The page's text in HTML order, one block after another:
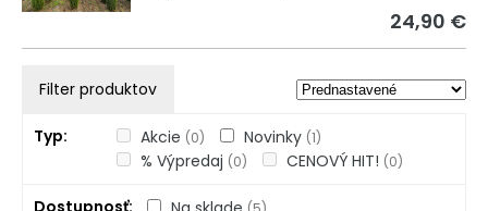
24,90 €
Filter produktov
Typ Akcie (0) Novinky (1)
% Výpredaj (0) CENOVÝ HIT! (0)